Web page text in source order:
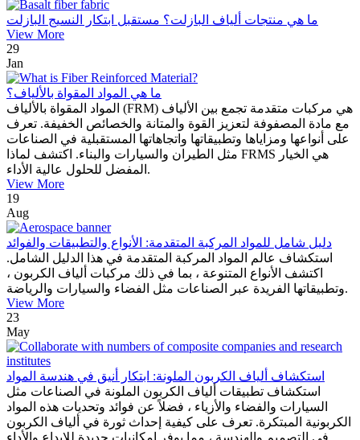
ما هي منتجات ألياف البازلت؟ مستقبل ابتكار النسيج البازلت
View More
29
Jan
ما هي المواد المقواة بالألياف؟
المواد المقواة بالألياف (FRM) هي مركبات متقدمة تجمع بين الألياف
مع مادة المصفوفة لتعزيز القوة والمتانة والخصائص الخفيفة. تعرف
على أنواعها ومزاياها وتطبيقاتها واتجاهاتها المستقبلية في الصناعات
مثل الطيران والسيارات والبناء. اكتشف لماذا FRMS هي الخيار
المفضل للحلول عالية الأداء.
View More
19
Aug
دليل شامل للمواد المركبة المتقدمة: الأنواع والتطبيقات والفوائد
استكشاف عالم المواد المركبة المتقدمة في هذا الدليل الشامل.
اكتشف الأنواع المتنوعة ، بما في ذلك مركبات ألياف الكربون ،
وتطبيقاتها الفريدة عبر الصناعات مثل الفضاء والسيارات والرياضة.
View More
23
May
استكشاف ألياف الكربون الملونة: ابتكار أنيق في هندسة المواد
استكشاف تطبيقات ألياف الكربون الملونة في الصناعات مثل
السيارات والفضاء والأزياء ، فضلاً عن فوائد وتحديات هذه المواد
الكربونية المبتكرة. تعرف على كيفية إحداث ثورة في ألياف الكربون